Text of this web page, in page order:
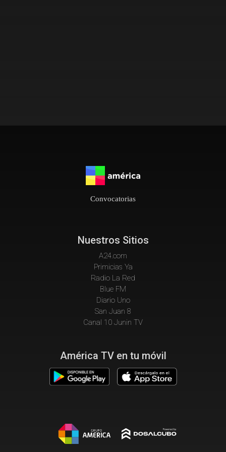
Convocatorias
Nuestros Sitios
A24.com
Primicias Ya
Radio La Red
Blue FM
Diario Uno
San Juan 8
Canal 10 Junin TV
América TV en tu móvil